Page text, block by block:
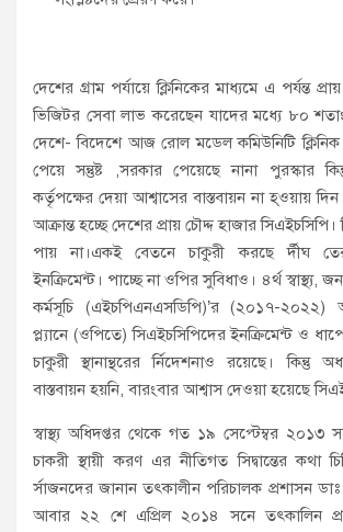
দেশের গ্রাম পর্যায়ে ক্লিনিকের মাধ্যমে এ পর্যন্ত
ভিজিটর সেবা লাভ করেছেন যাদের মধ্যে ৮০
দেশে- বিদেশে আজ রোল মডেল কমিউনিটি
পেয়ে সন্তুষ্ট ,সরকার পেয়েছে নানা পুরস্কার
কর্তৃপক্ষের দেয়া আশ্বাসের বাস্তবায়ন না হ্ওয়ায়
আক্রান্ত হচ্ছে দেশের প্রায় চৌদ্দ হাজার
পায় না।একই বেতনে চাকুরী করছে র্দীঘ
ইনক্রিমেন্ট। পাচ্ছে না ওপির সুবিধাও। ৪র্থ স্বাস্থ্য,
কর্মসূচি (এইচপিএনএসডিপি)’র (২০১৭-২০২২)
প্ল্যানে (ওপিতে) সিএইচসিপিদের ইনক্রিমেন্ট ও
চাকুরী স্থানান্থরের র্নিদেশনাও রয়েছে। কিন্তু
বাস্তবায়ন হয়নি, বারংবার আশ্বাস দেওয়া হয়েছে
স্বাস্থ্য অধিদপ্তর থেকে গত ১৯ সেপ্টেম্বর ২০১৩
চাকরী স্থায়ী করণ এর নীতিগত সিদ্বান্তের কথা
র্সাজনদের জানান তৎকালীন পরিচালক প্রশাসন
আবার ২২ শে এপ্রিল ২০১৪ সনে তৎকালিন